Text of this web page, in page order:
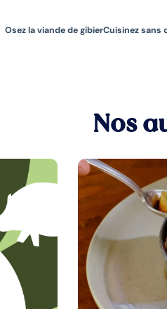
Osez la viande de gibierCuisinez sans
Nos